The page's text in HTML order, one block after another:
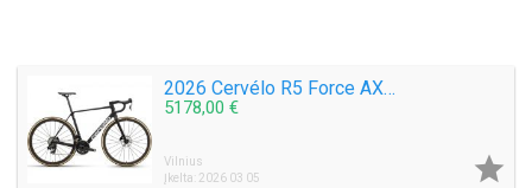
2026 Cervélo R5 Force AXS Road Bike (WAREHOUSEBIKE)
5178,00 €
Vilnius
Įkelta: 2026 03 05
